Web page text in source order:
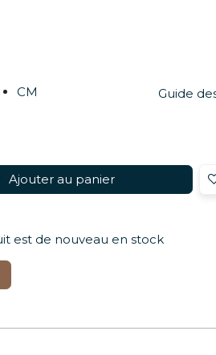
CM Guide
Ajouter au panier
est de nouveau en stock